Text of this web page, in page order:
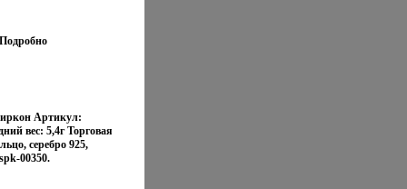
Подробно
Артикул:
вес: 5,4г Торговая
серебро 925,
00350.